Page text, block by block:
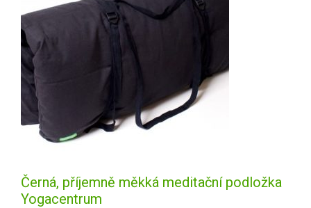
Černá, příjemně měkká meditační podložka
Yogacentrum